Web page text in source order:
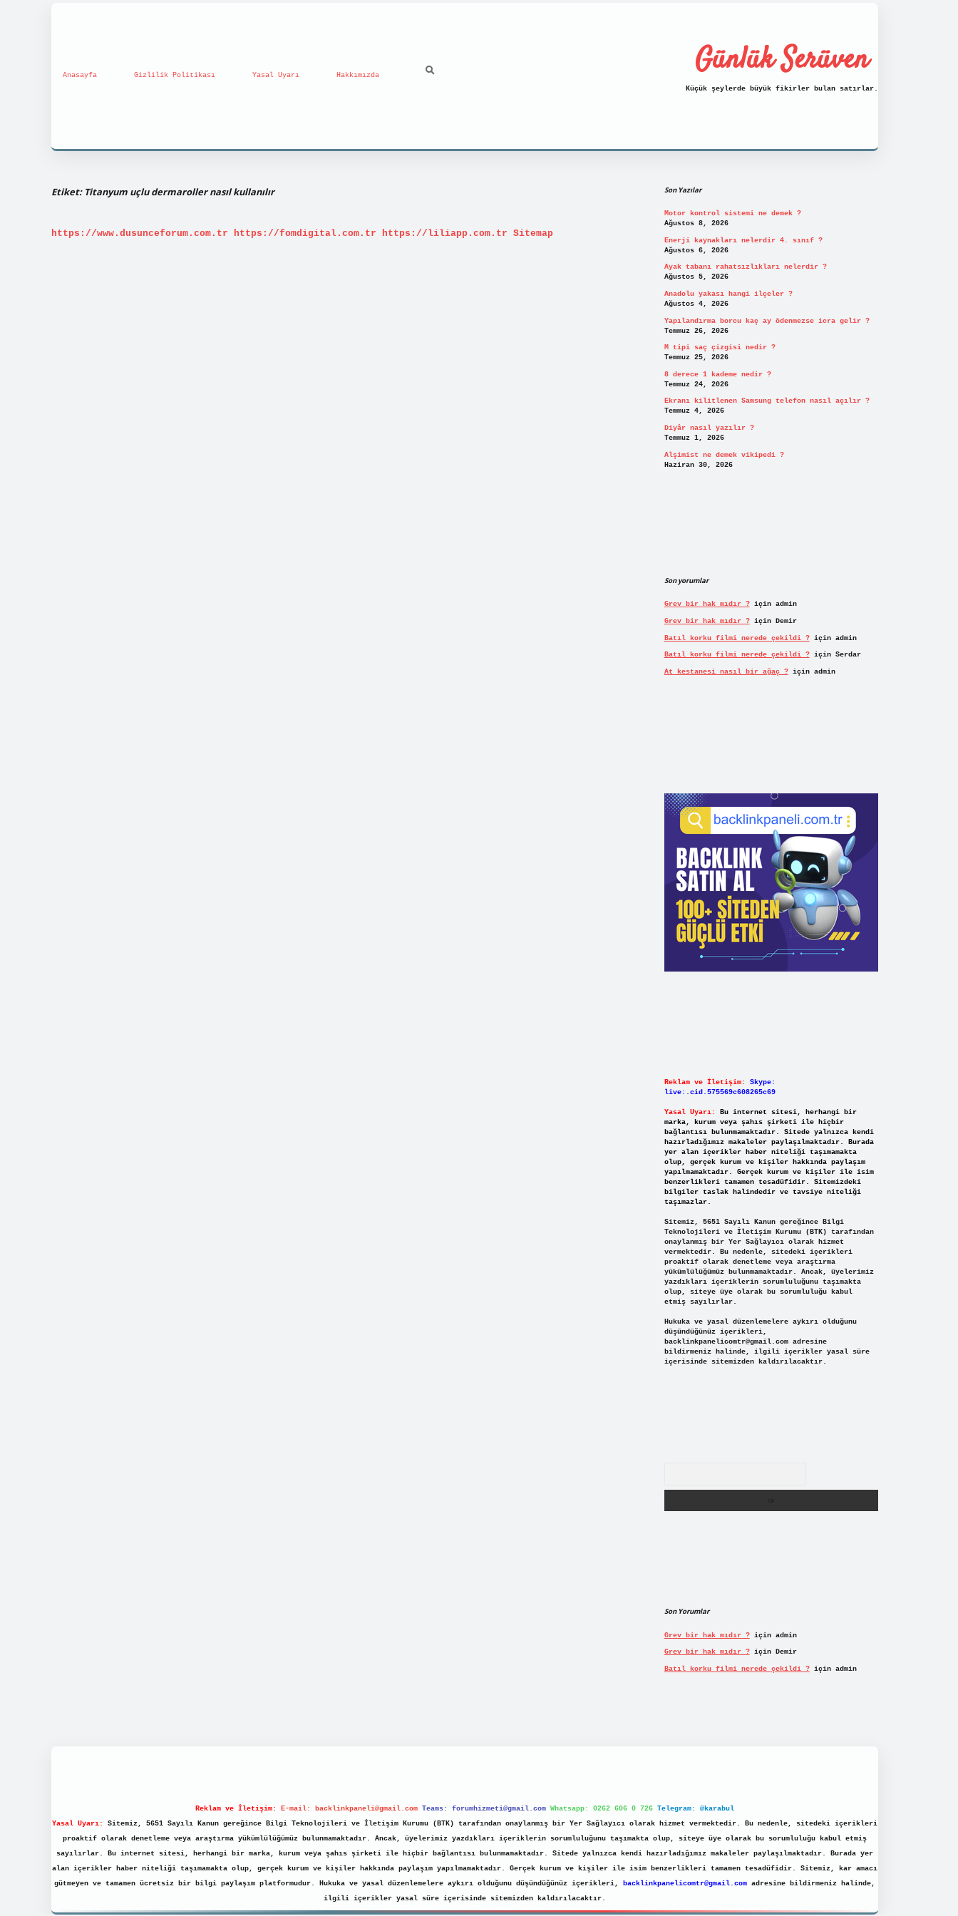
Anasayfa Gizlilik Politikası Yasal Uyarı Hakkımızda Günlük Serüven
Küçük şeylerde büyük fikirler bulan satırlar.
Etiket: Titanyum uçlu dermaroller nasıl kullanılır
https://www.dusunceforum.com.tr https://fomdigital.com.tr https://liliapp.com.tr Sitemap
Son Yazılar
Motor kontrol sistemi ne demek ?
Ağustos 8, 2026
Enerji kaynakları nelerdir 4. sınıf ?
Ağustos 6, 2026
Ayak tabanı rahatsızlıkları nelerdir ?
Ağustos 5, 2026
Anadolu yakası hangi ilçeler ?
Ağustos 4, 2026
Yapılandırma borcu kaç ay ödenmezse icra gelir ?
Temmuz 26, 2026
M tipi saç çizgisi nedir ?
Temmuz 25, 2026
8 derece 1 kademe nedir ?
Temmuz 24, 2026
Ekranı kilitlenen Samsung telefon nasıl açılır ?
Temmuz 4, 2026
Diyâr nasıl yazılır ?
Temmuz 1, 2026
Alşimist ne demek vikipedi ?
Haziran 30, 2026
Son yorumlar
Grev bir hak mıdır ?için admin
Grev bir hak mıdır ?için Demir
Batıl korku filmi nerede çekildi ?için admin
Batıl korku filmi nerede çekildi ?için Serdar
At kestanesi nasıl bir ağaç ?için admin
Reklam ve İletişim:
Skype:
live:.cid.575569c608265c69
Yasal Uyarı:
Bu internet sitesi, herhangi bir
marka, kurum veya şahıs şirketi ile hiçbir
bağlantısı bulunmamaktadır. Sitede yalnızca kendi
hazırladığımız makaleler paylaşılmaktadır. Burada
yer alan içerikler haber niteliği taşımamakta
olup, gerçek kurum ve kişiler hakkında paylaşım
yapılmamaktadır. Gerçek kurum ve kişiler ile isim
benzerlikleri tamamen tesadüfidir. Sitemizdeki
bilgiler taslak halindedir ve tavsiye niteliği
taşımazlar.
Sitemiz, 5651 Sayılı Kanun gereğince Bilgi
Teknolojileri ve İletişim Kurumu (BTK) tarafından
onaylanmış bir Yer Sağlayıcı olarak hizmet
vermektedir. Bu nedenle, sitedeki içerikleri
proaktif olarak denetleme veya araştırma
yükümlülüğümüz bulunmamaktadır. Ancak, üyelerimiz
yazdıkları içeriklerin sorumluluğunu taşımakta
olup, siteye üye olarak bu sorumluluğu kabul
etmiş sayılırlar.
Hukuka ve yasal düzenlemelere aykırı olduğunu
düşündüğünüz içerikleri,
backlinkpanelicomtr@gmail.comadresine
bildirmeniz halinde, ilgili içerikler yasal süre
içerisinde sitemizden kaldırılacaktır.
Son Yorumlar
Grev bir hak mıdır ?için admin
Grev bir hak mıdır ?için Demir
Batıl korku filmi nerede çekildi ?için admin
Reklam ve İletişim: E-mail: backlinkpaneli@gmail.com Teams: forumhizmeti@gmail.com Whatsapp: 0262 606 0 726
Telegram: @karabul
Yasal Uyarı:
Sitemiz, 5651 Sayılı Kanun gereğince Bilgi Teknolojileri ve İletişim Kurumu (BTK) tarafından onaylanmış bir Yer Sağlayıcı olarak hizmet vermektedir. Bu nedenle, sitedeki içerikleri
proaktif olarak denetleme veya araştırma yükümlülüğümüz bulunmamaktadır. Ancak, üyelerimiz yazdıkları içeriklerin sorumluluğunu taşımakta olup, siteye üye olarak bu sorumluluğu kabul etmiş
sayılırlar. Bu internet sitesi, herhangi bir marka, kurum veya şahıs şirketi ile hiçbir bağlantısı bulunmamaktadır. Sitede yalnızca kendi hazırladığımız makaleler paylaşılmaktadır. Burada yer
alan içerikler haber niteliği taşımamakta olup, gerçek kurum ve kişiler hakkında paylaşım yapılmamaktadır. Gerçek kurum ve kişiler ile isim benzerlikleri tamamen tesadüfidir. Sitemiz, kar amacı
gütmeyen ve tamamen ücretsiz bir bilgi paylaşım platformudur. Hukuka ve yasal düzenlemelere aykırı olduğunu düşündüğünüz içerikleri, backlinkpanelicomtr@gmail.com adresine bildirmeniz halinde,
ilgili içerikler yasal süre içerisinde sitemizden kaldırılacaktır.